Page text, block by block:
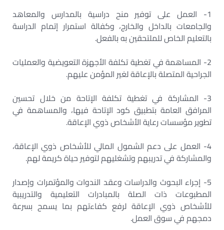
1- العمل على توفير منح دراسية بالمدارس والمعاهد
والجامعات بالداخل والخارج، وكفالة استمرار إتمام الدراسة
بالتعليم الخاص للملتحقين به بالفعل.
2- المساهمة في تغطية تكلفة الأجهزة التعويضية والعمليات
الجراحية المتصلة بالإعاقة لغير المؤمن عليهم.
3- المشاركة في تغطية تكلفة الإتاحة من خلال تحسين
المرافق العامة بتطبيق كود الإتاحة فيها، والمساهمة في
تطوير مؤسسات رعاية الأشخاص ذوي الإعاقة.
4- العمل على دعم الشمول المالي للأشخاص ذوي الإعاقة،
والمشاركة في تدريبهم وتشغليهم لتوفير حياة كريمة لهم.
5- إجراء البحوث والدراسات وعقد الندوات والمؤتمرات وإصدار
المطبوعات ذات الصلة بالمبادرات التعليمية والتدريبية
للأشخاص ذوي الإعاقة لرفع كفاءتهم بما يسمح بسرعة
دمجهم في سوق العمل.